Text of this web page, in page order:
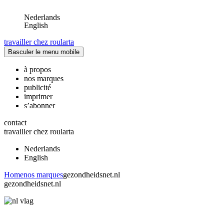
Nederlands
English
travailler chez roularta
Basculer le menu mobile
à propos
nos marques
publicité
imprimer
s’abonner
contact
travailler chez roularta
Nederlands
English
Homenos marquesgezondheidsnet.nl
gezondheidsnet.nl